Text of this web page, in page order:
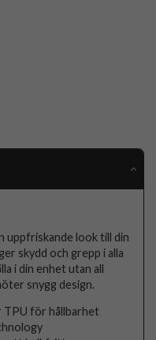
uppfriskande look till din
skydd och grepp i alla
i din enhet utan all
snygg design.
TPU för hållbarhet